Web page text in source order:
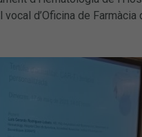
d’Oficina de Farmàcia